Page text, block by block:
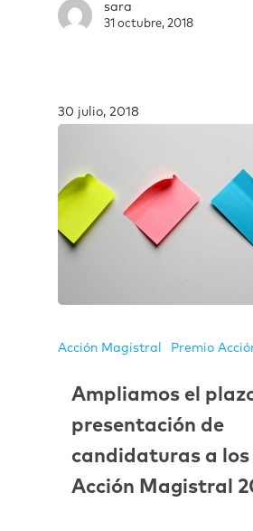
sara
31 octubre, 2018
30 julio, 2018
Acción Magistral Premio
Ampliamos el
presentación de
candidaturas a los
Acción Magistral